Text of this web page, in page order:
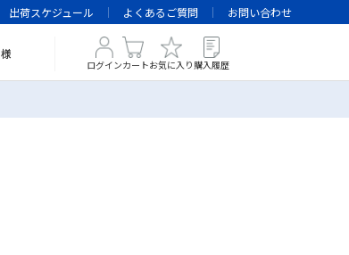
出荷スケジュール よくあるご質問 お問い合わせ
様
ログインカートお気に入り 購入履歴